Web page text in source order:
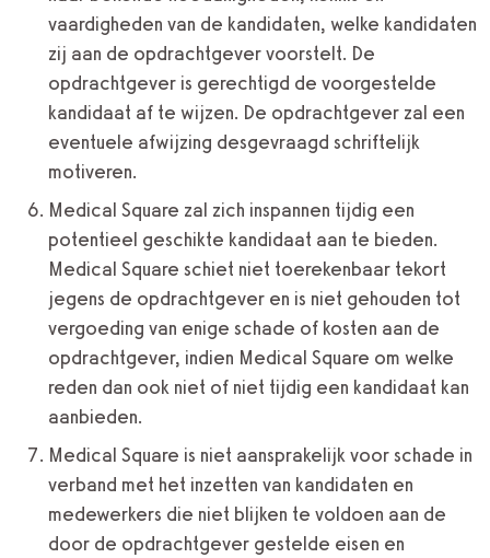
vaardigheden van de kandidaten, welke kandidaten
zij aan de opdrachtgever voorstelt. De
opdrachtgever is gerechtigd de voorgestelde
kandidaat af te wijzen. De opdrachtgever zal een
eventuele afwijzing desgevraagd schriftelijk
motiveren.
Medical Square zal zich inspannen tijdig een
potentieel geschikte kandidaat aan te bieden.
Medical Square schiet niet toerekenbaar tekort
jegens de opdrachtgever en is niet gehouden tot
vergoeding van enige schade of kosten aan de
opdrachtgever, indien Medical Square om welke
reden dan ook niet of niet tijdig een kandidaat kan
aanbieden.
Medical Square is niet aansprakelijk voor schade in
verband met het inzetten van kandidaten en
medewerkers die niet blijken te voldoen aan de
door de opdrachtgever gestelde eisen en